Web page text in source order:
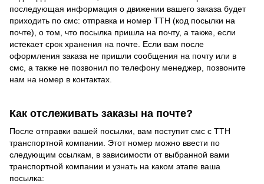
последующая информация о движении вашего заказа будет
приходить по смс: отправка и номер ТТН (код посылки на
почте), о том, что посылка пришла на почту, а также, если
истекает срок хранения на почте. Если вам после
оформления заказа не пришли сообщения на почту или в
смс, а также не позвонил по телефону менеджер, позвоните
нам на номер в контактах.
Как отслеживать заказы на почте?
После отправки вашей посылки, вам поступит смс с ТТН
транспортной компании. Этот номер можно ввести по
следующим ссылкам, в зависимости от выбранной вами
транспортной компании и узнать на каком этапе ваша
посылка: